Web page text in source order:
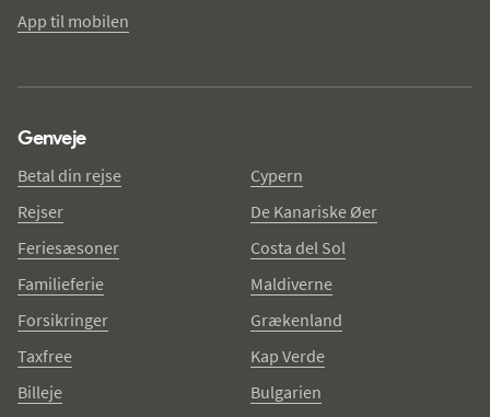
App til mobilen
Genveje
Betal din rejse
Rejser
Feriesæsoner
Familieferie
Forsikringer
Taxfree
Billeje
Cypern
De Kanariske Øer
Costa del Sol
Maldiverne
Grækenland
Kap Verde
Bulgarien